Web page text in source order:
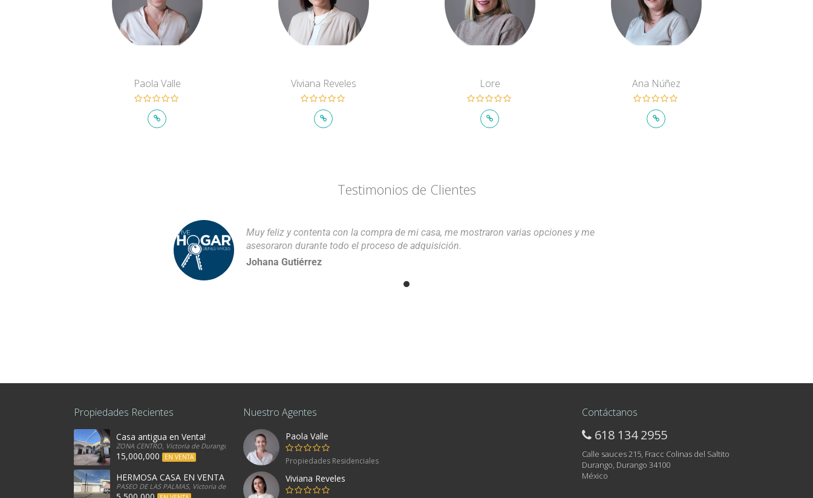
Paola Valle Viviana Reveles Lore Ana Núñez
Testimonios de Clientes
Muy feliz y contenta con la compra de mi casa, me mostraron varias opciones y me
asesoraron durante todo el proceso de adquisición.
Johana Gutiérrez
Propiedades Recientes
Casa antigua en Venta!
ZONA CENTRO, Victoria de Durango, 34080, Mexico
15,000,000 EN VENTA
HERMOSA CASA EN VENTA
PASEO DE LAS PALMAS, Victoria de Durango, 34080, Mexico
Nuestro Agentes
Paola Valle
Propiedades Residenciales
Viviana Reveles
Contáctanos
618 134 2955
Calle sauces 215, Fracc Colinas del Saltito
Durango, Durango 34100
México